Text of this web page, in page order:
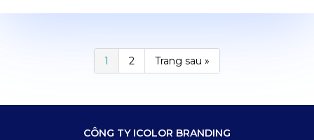
1 2 Trang sau »
CÔNG TY ICOLOR BRANDING